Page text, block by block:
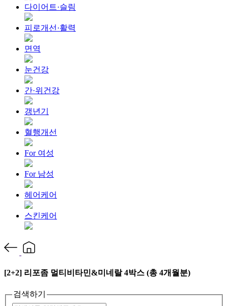
다이어트·슬림
피로개선·활력
면역
눈건강
간·위건강
갱년기
혈행개선
For 여성
For 남성
헤어케어
스킨케어
[2+2] 리포좀 멀티비타민&미네랄 4박스 (총 4개월분)
검색하기